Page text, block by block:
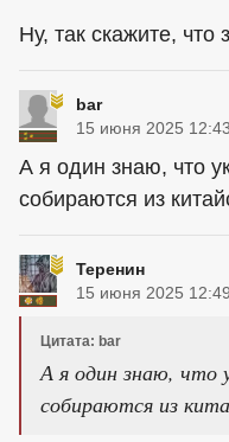
Ну, так скажите, что
bar
15 июня 2025 12:43
А я один знаю, что
собираются из
Теренин
15 июня 2025 12:49
Цитата: bar
А я один знаю, что
собираются из